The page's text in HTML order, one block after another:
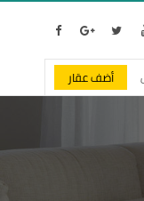
أضف عقار